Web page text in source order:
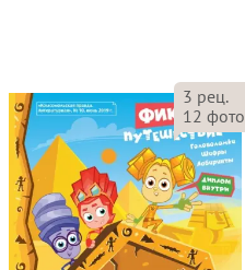
3 рец.
12 фото